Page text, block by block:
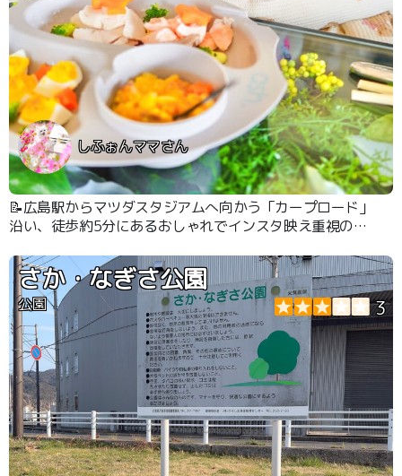
しふぉんママさん
📝広島駅からマツダスタジアムへ向かう「カープロード」
沿い、徒歩約5分にあるおしゃれでインスタ映え重視のダ
さか・なぎさ公園
公園 3